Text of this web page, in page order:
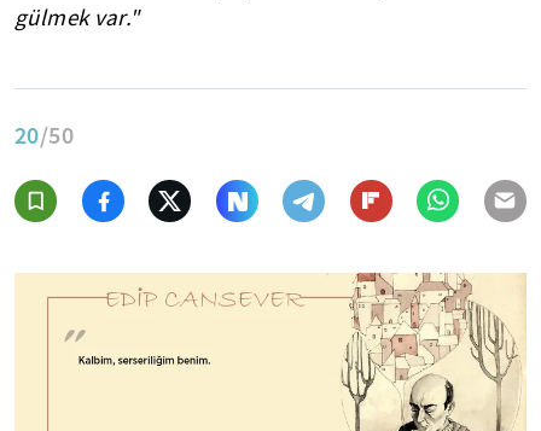
gülmek var."
20/50